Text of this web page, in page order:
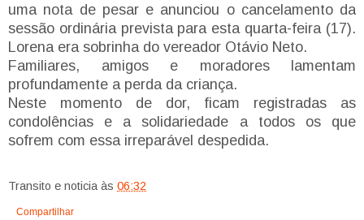
uma nota de pesar e anunciou o cancelamento da
sessão ordinária prevista para esta quarta-feira (17).
Lorena era sobrinha do vereador Otávio Neto.
Familiares, amigos e moradores lamentam
profundamente a perda da criança.
Neste momento de dor, ficam registradas as
condolências e a solidariedade a todos os que
sofrem com essa irreparável despedida.
Transito e noticia às 06:32
Compartilhar